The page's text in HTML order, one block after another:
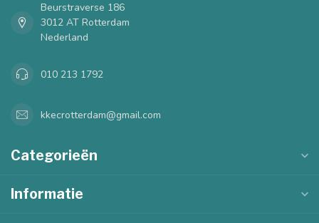
Beurstraverse 186
3012 AT Rotterdam
Nederland
010 213 1792
kkecrotterdam@gmail.com
Categorieën
Informatie